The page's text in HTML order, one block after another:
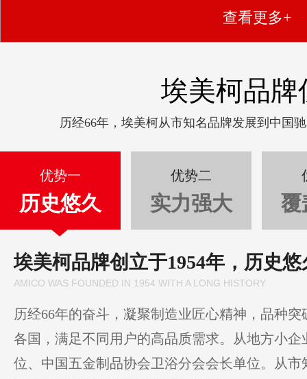
查看更多+
埃美柯品牌
历经66年，埃美柯从市知名品牌发展到中国
优势一
历史悠久
优势二
实力强大 覆
埃美柯品牌创立于1954年，历史悠
AMICO WAS FOUNDED IN 1954 WITH A LONG HISTORY
历经66年的奋斗，凝聚制造业匠心精神，品种
各国，满足不同用户的高品质需求。从地方小
位、中国五金制品协会卫浴分会会长单位。从